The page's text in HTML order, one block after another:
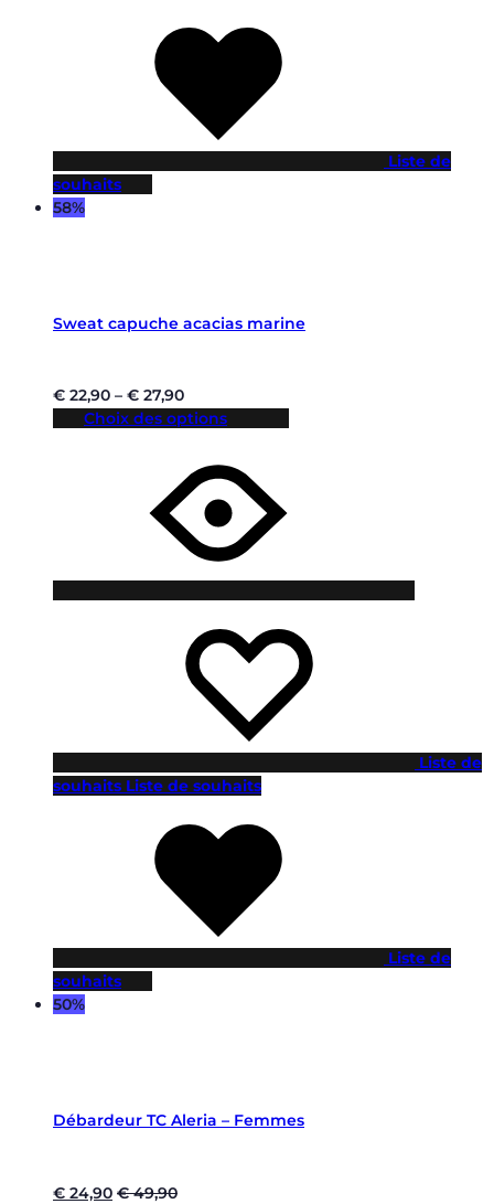
Liste de
souhaits
58%
Sweat capuche acacias marine
€ 22,90 – € 27,90
Choix des options
Liste de
souhaits Liste de souhaits
Liste de
souhaits
50%
Débardeur TC Aleria – Femmes
€ 24,90 €49,90